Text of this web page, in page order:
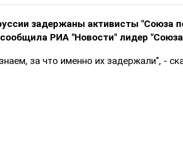
задержаны активисты "Союза
РИА "Новости" лидер
за что именно их задержали", -